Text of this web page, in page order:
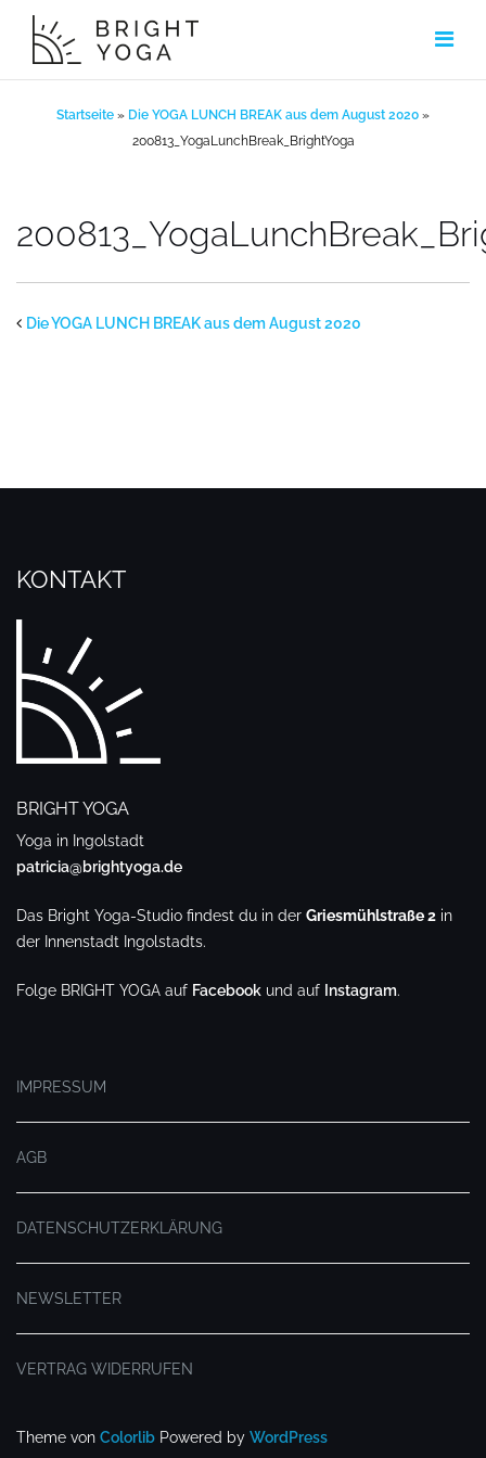
Inhalt
springen
Startseite » Die YOGA LUNCH BREAK aus dem August 2020 »
200813_YogaLunchBreak_BrightYoga
Die YOGA LUNCH BREAK aus dem August 2020
KONTAKT
BRIGHT YOGA
Yoga in Ingolstadt
patricia@brightyoga.de
Das Bright Yoga-Studio findest du in der Griesmühlstraße 2 in
der Innenstadt Ingolstadts.
Folge BRIGHT YOGA auf Facebook und auf Instagram.
IMPRESSUM
AGB
DATENSCHUTZERKLÄRUNG
NEWSLETTER
VERTRAG WIDERRUFEN
Theme von Colorlib Powered by WordPress